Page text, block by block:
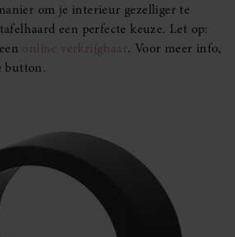
om je interieur gezelliger te
een perfecte keuze. Let op:
online verkrijgbaar. Voor meer info,
button.